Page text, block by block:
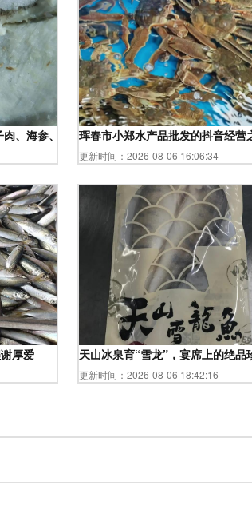
、海参、螺片、螺头演绎水产品新篇章
珲春市小郑水产品批发的抖音经营
更新时间：2026-08-06 16:06:34
什么是大闸蟹 — 秋后的宠儿\n秋风起，蟹
厚爱 天山冰泉育“雪龙”，宴席上的绝品
更新时间：2026-08-06 18:42:16